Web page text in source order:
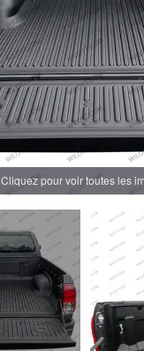
Cliquez pour voir toutes les